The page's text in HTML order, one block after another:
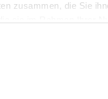
zusammen, die Sie
Exterior 0426